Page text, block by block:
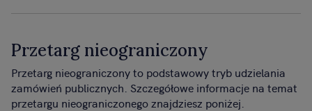
Przetarg nieograniczony
Przetarg nieograniczony to podstawowy tryb udzielania
zamówień publicznych. Szczegółowe informacje na temat
przetargu nieograniczonego znajdziesz poniżej.